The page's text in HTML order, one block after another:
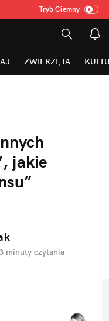
Tryb Ciemny
ZWIERZĘTA
jakie
minuty czytania